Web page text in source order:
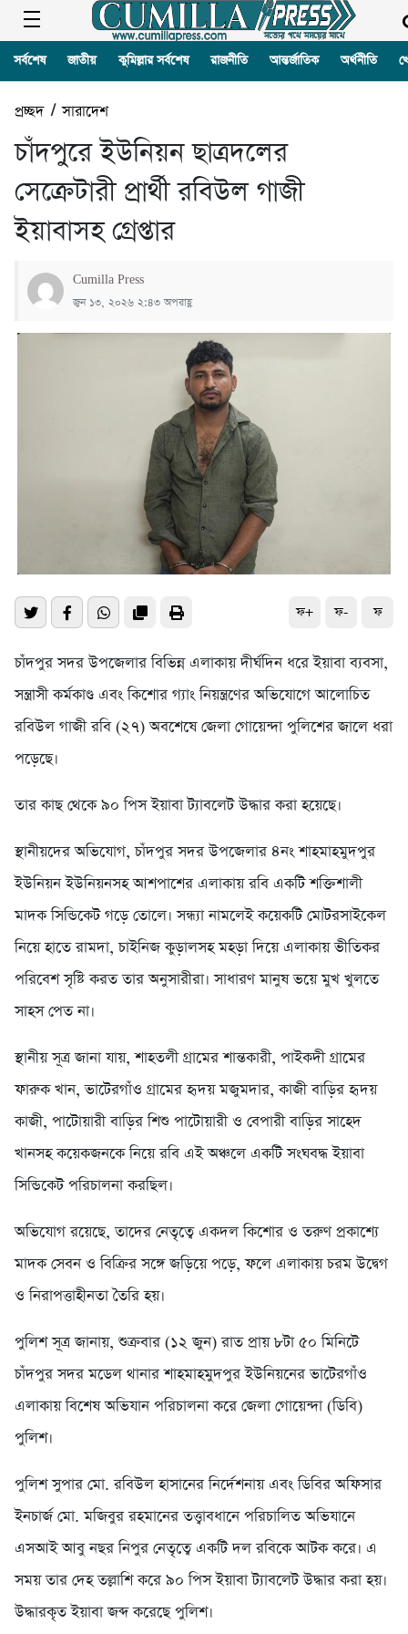
সর্বশেষ জাতীয় কুমিল্লার সর্বশেষ রাজনীতি আন্তর্জাতিক অর্থনীতি
প্রচ্ছদ/সারাদেশ
চাঁদপুরে ইউনিয়ন ছাত্রদলের
সেক্রেটারী প্রার্থী রবিউল গাজী
ইয়াবাসহ গ্রেপ্তার
Cumilla Press
জুন ১৩, ২০২৬ ২:৪৩ অপরাহ্ণ
ফ+ ফ- ফ
চাঁদপুর সদর উপজেলার বিভিন্ন এলাকায় দীর্ঘদিন ধরে ইয়াবা ব্যবসা,
সন্ত্রাসী কর্মকাণ্ড এবং কিশোর গ্যাং নিয়ন্ত্রণের অভিযোগে আলোচিত
রবিউল গাজী রবি (২৭) অবশেষে জেলা গোয়েন্দা পুলিশের জালে ধরা
পড়েছে।
তার কাছ থেকে ৯০ পিস ইয়াবা ট্যাবলেট উদ্ধার করা হয়েছে।
স্থানীয়দের অভিযোগ, চাঁদপুর সদর উপজেলার ৪নং শাহমাহমুদপুর
ইউনিয়ন ইউনিয়নসহ আশপাশের এলাকায় রবি একটি শক্তিশালী
মাদক সিন্ডিকেট গড়ে তোলে। সন্ধ্যা নামলেই কয়েকটি মোটরসাইকেল
নিয়ে হাতে রামদা, চাইনিজ কুড়ালসহ মহড়া দিয়ে এলাকায় ভীতিকর
পরিবেশ সৃষ্টি করত তার অনুসারীরা। সাধারণ মানুষ ভয়ে মুখ খুলতে
সাহস পেত না।
স্থানীয় সূত্র জানা যায়, শাহতলী গ্রামের শান্তকারী, পাইকদী গ্রামের
ফারুক খান, ভাটেরগাঁও গ্রামের হৃদয় মজুমদার, কাজী বাড়ির হৃদয়
কাজী, পাটোয়ারী বাড়ির শিশু পাটোয়ারী ও বেপারী বাড়ির সাহেদ
খানসহ কয়েকজনকে নিয়ে রবি এই অঞ্চলে একটি সংঘবদ্ধ ইয়াবা
সিন্ডিকেট পরিচালনা করছিল।
অভিযোগ রয়েছে, তাদের নেতৃত্বে একদল কিশোর ও তরুণ প্রকাশ্যে
মাদক সেবন ও বিক্রির সঙ্গে জড়িয়ে পড়ে, ফলে এলাকায় চরম উদ্বেগ
ও নিরাপত্তাহীনতা তৈরি হয়।
পুলিশ সূত্র জানায়, শুক্রবার (১২ জুন) রাত প্রায় ৮টা ৫০ মিনিটে
চাঁদপুর সদর মডেল থানার শাহমাহমুদপুর ইউনিয়নের ভাটেরগাঁও
এলাকায় বিশেষ অভিযান পরিচালনা করে জেলা গোয়েন্দা (ডিবি)
পুলিশ।
পুলিশ সুপার মো. রবিউল হাসানের নির্দেশনায় এবং ডিবির অফিসার
ইনচার্জ মো. মজিবুর রহমানের তত্ত্বাবধানে পরিচালিত অভিযানে
এসআই আবু নছর নিপুর নেতৃত্বে একটি দল রবিকে আটক করে। এ
সময় তার দেহ তল্লাশি করে ৯০ পিস ইয়াবা ট্যাবলেট উদ্ধার করা হয়।
উদ্ধারকৃত ইয়াবা জব্দ করেছে পুলিশ।